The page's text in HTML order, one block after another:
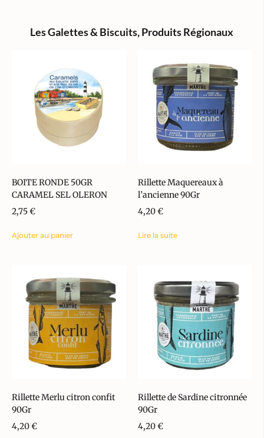
Les Galettes & Biscuits,Produits Régionaux
BOITE RONDE 50GR
CARAMEL SEL OLERON
2,75€
Ajouter au panier
Rillette Maquereaux à
l’ancienne 90Gr
4,20€
Lire la suite
Rillette Merlu citron confit
90Gr
4,20€
Rillette de Sardine citronnée
90Gr
4,20€